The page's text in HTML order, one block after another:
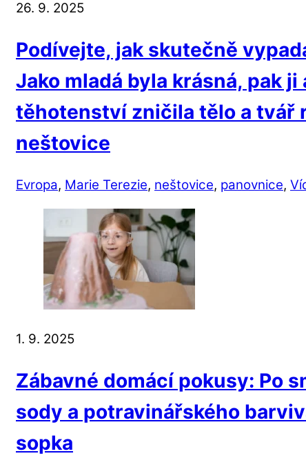
26. 9. 2025
Podívejte, jak skutečně
Jako mladá byla krásná, pak ji
těhotenství zničila tělo a tvář
neštovice
Evropa, Marie Terezie, neštovice, panovnice,
1. 9. 2025
Zábavné domácí pokusy: Po
sody a potravinářského
sopka